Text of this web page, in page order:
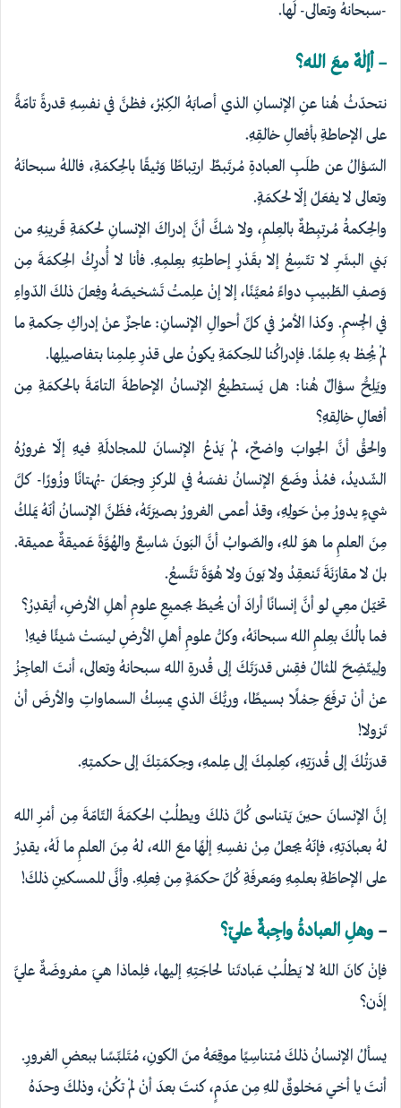
-سبحانهُ وتعالى- لَها.
– أإلٰهٌ معَ اللهِ؟
نتحدّثُ هُنا عنِ الإنسانِ الذي أصابَهُ الكِبْرُ، فظنَّ في نفسِهِ قدرةً تامّةً
على الإحاطةِ بأفعالِ خالقِهِ.
السّؤالُ عن طلَبِ العبادةِ مُرتَبطٌ ارتِباطًا وَثيقًا بالحِكمَةِ، فاللهُ سبحانَهُ
وتعالى لا يفعَلُ إلّا لحكمَةٍ.
والحِكمةُ مُرتبِطةٌ بالعِلمِ، ولا شكَّ أنَّ إدراكَ الإنسانِ لحكمَةِ قَرينِهِ من
بَني البشَرِ لا تتّسِعُ إلا بقَدْرِ إحاطتِهِ بعِلمِهِ. فأنا لا أُدرِكُ الحِكمَةَ مِن
وَصفِ الطّبيبِ دواءً مُعيَّنًا، إلا إنْ علِمتُ تَشخيصَهُ وفِعلَ ذلكَ الدّواءِ
في الجِسمِ. وكذا الأمرُ في كلِّ أحوالِ الإنسانِ: عاجزٌ عنْ إدراكِ حِكمةِ ما
لمْ يُحِطْ بهِ عِلمًا. فإدراكُنا للحِكمَةِ يكونُ على قدْرِ عِلمِنا بتفاصيلِها.
ويَلِحُّ سؤالٌ هُنا: هل يَستطيعُ الإنسانُ الإحاطةَ التامّةَ بالحكمَةِ مِن
أفعالِ خالِقهِ؟
والحقُّ أنَّ الجوابَ واضحٌ، لمْ يَدْعُ الإنسانَ للمجادلَةِ فيهِ إلّا غرورُهُ
الشّديدُ، فمُذْ وضَعَ الإنسانُ نفسَهُ في المركزِ وجعَلَ -بُهتانًا وزُورًا- كلَّ
شيءٍ يدورُ مِنْ حَولِهِ، وقدْ أعمى الغرورُ بصيرَتَهُ، فظَنَّ الإنسانُ أنّهُ يَملكُ
مِنَ العلمِ ما هوَ للهِ، والصّوابُ أنَّ البَونَ شاسِعٌ والهُوَّةَ عَميقةٌ عميقة.
بلْ لا مقارَنَةَ تَنعقِدُ ولا بَونَ ولا هُوّةَ تتَّسعُ.
تخيّلْ معِي لو أنَّ إنسانًا أرادَ أن يُحيطَ بجميعِ علومِ أهلِ الأرضِ، أيَقدِرُ؟
فما بالُكَ بعِلمِ اللهِ سبحانَهُ، وكلُّ علومِ أهلِ الأرضِ ليسَتْ شيئًا فيهِ!
ولِيتّضِحَ المثالُ فقِسْ قدرَتَكَ إلى قُدرةِ اللهِ سبحانهُ وتعالى، أنتَ العاجِزُ
عنْ أنْ ترفَعَ حِمْلًا بسيطًا، وربُّكَ الذي يمسِكُ السماواتِ والأرضَ أنْ
تَزولا!
قدرَتُكَ إلى قُدرَتِهِ، كعِلمِكَ إلى عِلمهِ، وحِكمَتِكَ إلى حكمتِهِ.
إنَّ الإنسانَ حينَ يَتناسى كُلَّ ذلكَ ويطلُبُ الحكمَةَ التّامّةَ مِن أمْرِ اللهِ
لهُ بعبادَتِهِ، فإنّهُ يجعلُ مِنْ نفسِهِ إلٰهًا معَ اللهِ، لهُ مِنَ العلمِ ما لَهُ، يقدِرُ
على الإحاطَةِ بعلمِهِ ومَعرفَةِ كُلِّ حكمَةٍ مِن فِعلِهِ. وأنَّى للمسكينِ ذلكَ!
– وهلِ العبادةُ واجِبةٌ عليّ؟
فإنْ كانَ اللهُ لا يَطلُبُ عَبادتَنا لحاجَتِهِ إليها، فلِماذا هيَ مفروضَةٌ عليَّ
إذَن؟
يسألُ الإنسانُ ذلكَ مُتناسِيًا موقِعَهُ منَ الكونِ، مُتَلبِّسًا ببعضِ الغرورِ.
أنتَ يا أخي مَخلوقٌ للهِ مِن عدَمٍ، كنتَ بعدَ أنْ لمْ تكُنْ، وذلكَ وحدَهُ